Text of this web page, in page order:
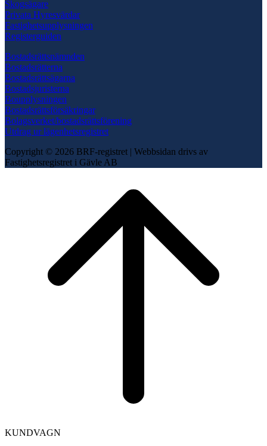
Skogsägare
Privata Hyresvärdar
Fastighetsupplysningen
Registerguiden
Bostadsrättsnämnden
Bostadsrätterna
Bostadsrättsägarna
Bostadsjuristerna
Boupplysningen
Bostadsrättsförsäkringar
Bolagsverket/bostadsrättsförening
Utdrag ur lägenhetsregistret
Copyright © 2026 BRF-registret | Webbsidan drivs av
Fastighetsregistret i Gävle AB
KUNDVAGN